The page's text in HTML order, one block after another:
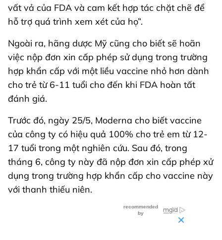
vất vả của FDA và cam kết hợp tác chặt chẽ để
hỗ trợ quá trình xem xét của họ”.
Ngoài ra, hãng dược Mỹ cũng cho biết sẽ hoãn
việc nộp đơn xin cấp phép sử dụng trong trường
hợp khẩn cấp với một liều vaccine nhỏ hơn dành
cho trẻ từ 6-11 tuổi cho đến khi FDA hoàn tất
đánh giá.
Trước đó, ngày 25/5, Moderna cho biết vaccine
của công ty có hiệu quả 100% cho trẻ em từ 12-
17 tuổi trong một nghiên cứu. Sau đó, trong
tháng 6, công ty này đã nộp đơn xin cấp phép xử
dụng trong trường hợp khẩn cấp cho vaccine này
với thanh thiếu niên.